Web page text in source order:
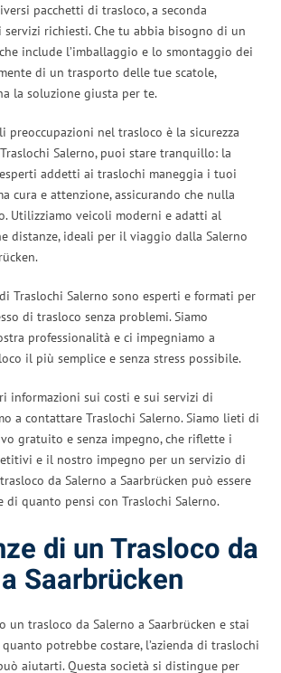
pacchetti di trasloco, a seconda
servizi richiesti. Che tu abbia bisogno di un
include l’imballaggio e lo smontaggio dei
di un trasporto delle tue scatole,
la soluzione giusta per te.
preoccupazioni nel trasloco è la sicurezza
Salerno, puoi stare tranquillo: la
addetti ai traslochi maneggia i tuoi
cura e attenzione, assicurando che nulla
Utilizziamo veicoli moderni e adatti al
distanze, ideali per il viaggio dalla Salerno
Traslochi Salerno sono esperti e formati per
di trasloco senza problemi. Siamo
professionalità e ci impegniamo a
il più semplice e senza stress possibile.
informazioni sui costi e sui servizi di
a contattare Traslochi Salerno. Siamo lieti di
gratuito e senza impegno, che riflette i
e il nostro impegno per un servizio di
da Salerno a Saarbrücken può essere
di quanto pensi con Traslochi Salerno.
di un Trasloco da
Saarbrücken
un trasloco da Salerno a Saarbrücken e stai
potrebbe costare, l’azienda di traslochi
aiutarti. Questa società si distingue per